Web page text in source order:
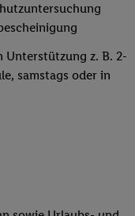
z. B. 2-
samstags oder in